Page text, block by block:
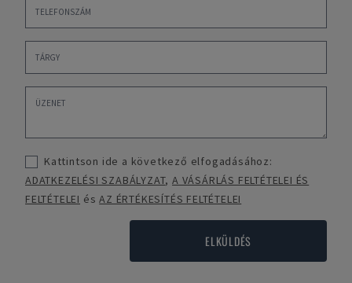
Kattintson ide a következő elfogadásához:
ADATKEZELÉSI SZABÁLYZAT,A VÁSÁRLÁS FELTÉTELEI ÉS
FELTÉTELEI ésAZ ÉRTÉKESÍTÉS FELTÉTELEI
ELKÜLDÉS